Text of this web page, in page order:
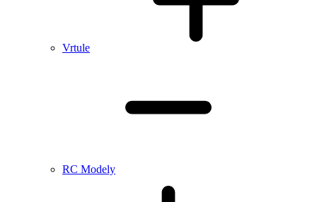
Vrtule
RC Modely